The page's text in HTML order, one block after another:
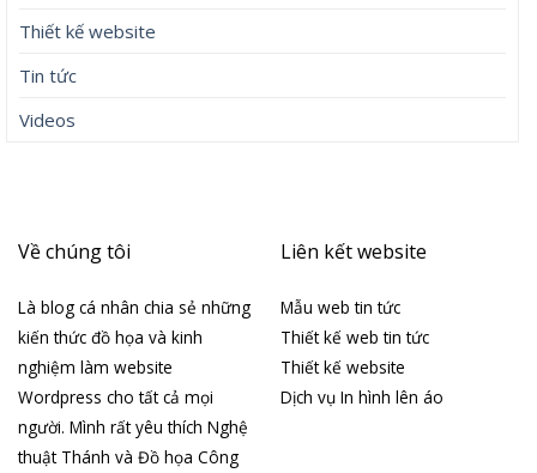
Thiết kế website
Tin tức
Videos
Về chúng tôi
Là blog cá nhân chia sẻ những
kiến thức đồ họa và kinh
nghiệm làm website
Wordpress cho tất cả mọi
người. Mình rất yêu thích Nghệ
thuật Thánh và Đồ họa Công
Liên kết website
Mẫu web tin tức
Thiết kế web tin tức
Thiết kế website
Dịch vụ In hình lên áo